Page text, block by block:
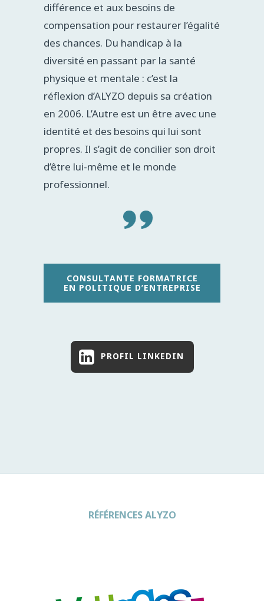
différence et aux besoins de
compensation pour restaurer l’égalité
des chances. Du handicap à la
diversité en passant par la santé
physique et mentale : c’est la
réflexion d’ALYZO depuis sa création
en 2006. L’Autre est un être avec une
identité et des besoins qui lui sont
propres. Il s’agit de concilier son droit
d’être lui-même et le monde
professionnel.
CONSULTANTE FORMATRICE
EN POLITIQUE D’ENTREPRISE
PROFIL LINKEDIN
RÉFÉRENCES ALYZO